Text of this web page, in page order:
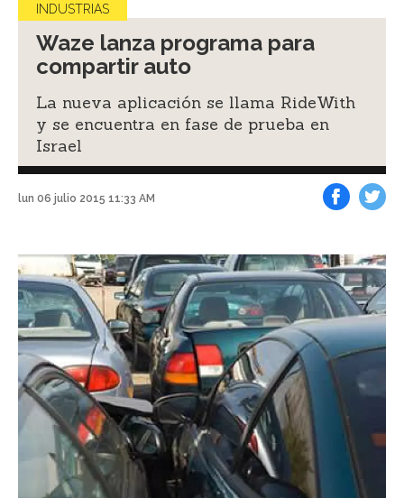
INDUSTRIAS
Waze lanza programa para
compartir auto
La nueva aplicación se llama RideWith
y se encuentra en fase de prueba en
Israel
lun 06 julio 2015 11:33 AM